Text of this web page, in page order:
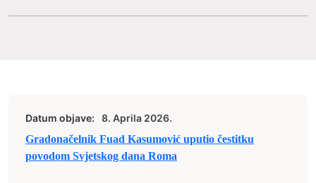
Datum objave:
8. Aprila 2026.
Gradonačelnik Fuad Kasumović uputio čestitku
povodom Svjetskog dana Roma